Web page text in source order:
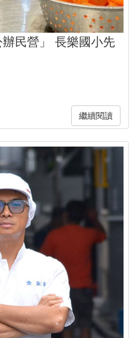
民營」 長樂國小先
繼續閱讀